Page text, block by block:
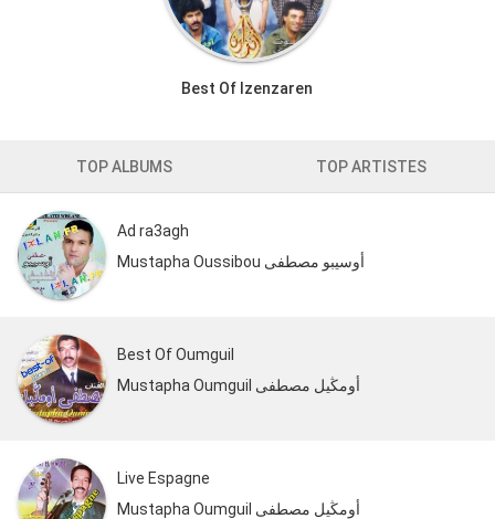
Best Of Izenzaren
TOP ALBUMS TOP ARTISTES
Ad ra3agh
Mustapha Oussibou أوسيبو مصطفى
Best Of Oumguil
Mustapha Oumguil أومڭيل مصطفى
Live Espagne
Mustapha Oumguil أومڭيل مصطفى